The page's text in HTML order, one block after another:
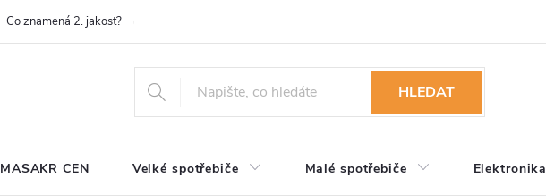
Co znamená 2. jakost?
HLEDAT
MASAKR CEN Velké spotřebiče Malé spotřebiče Elektronika